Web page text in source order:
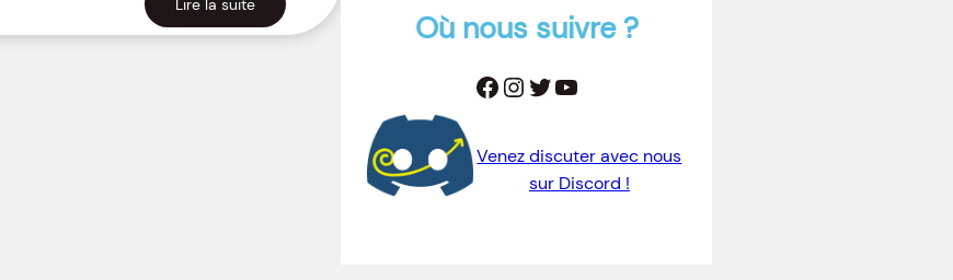
Lire la suite
Où nous suivre ?
Facebook Instagram Twitter YouTube
Venez discuter avec nous
sur Discord !